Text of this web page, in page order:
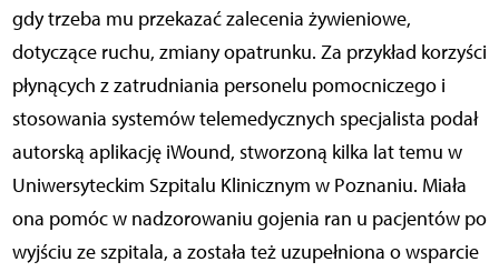
gdy trzeba mu przekazać zalecenia żywieniowe,
dotyczące ruchu, zmiany opatrunku. Za przykład korzyści
płynących z zatrudniania personelu pomocniczego i
stosowania systemów telemedycznych specjalista podał
autorską aplikację iWound, stworzoną kilka lat temu w
Uniwersyteckim Szpitalu Klinicznym w Poznaniu. Miała
ona pomóc w nadzorowaniu gojenia ran u pacjentów po
wyjściu ze szpitala, a została też uzupełniona o wsparcie